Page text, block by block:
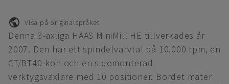
Visa på originalspråket
Denna 3-axliga HAAS MiniMill HE tillverkades år
2007. Den har ett spindelvarvtal på 10.000 rpm, en
CT/BT40-kon och en sidomonterad
verktygsväxlare med 10 positioner. Bordet mäter